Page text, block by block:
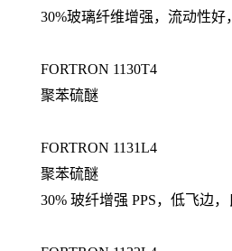
30%玻璃纤维增强，流动性好
FORTRON 1130T4
聚苯硫醚
FORTRON 1131L4
聚苯硫醚
30% 玻纤增强 PPS，低飞边